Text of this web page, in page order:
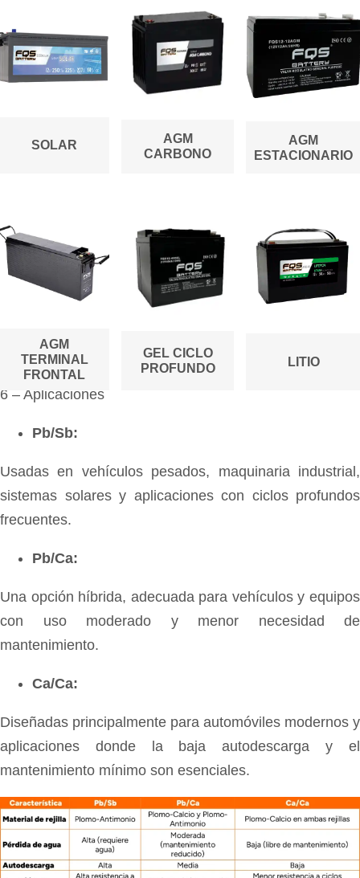
SOLAR
AGM
CARBONO
AGM
ESTACIONARIO
AGM
TERMINAL
FRONTAL
GEL CICLO
PROFUNDO
LITIO
6 – Aplicaciones
Pb/Sb:
Usadas en vehículos pesados, maquinaria industrial,
sistemas solares y aplicaciones con ciclos profundos
frecuentes.
Pb/Ca:
Una opción híbrida, adecuada para vehículos y equipos
con uso moderado y menor necesidad de
mantenimiento.
Ca/Ca:
Diseñadas principalmente para automóviles modernos y
aplicaciones donde la baja autodescarga y el
mantenimiento mínimo son esenciales.